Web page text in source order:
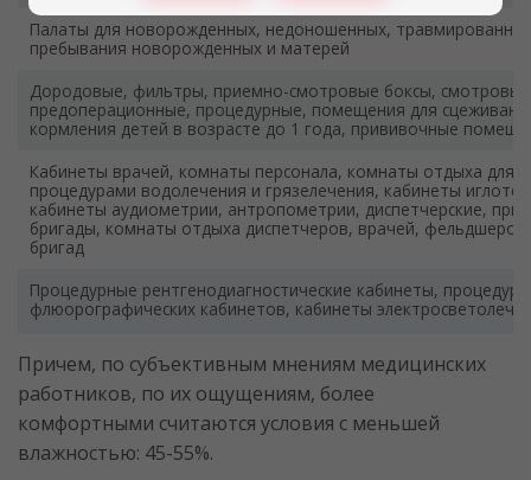
Палаты для новорожденных, недоношенных,
пребывания новорожденных и матерей
Дородовые, фильтры, приемно-смотровые боксы,
предоперационные, процедурные, помещения для
кормления детей в возрасте до 1 года, прививочные
Кабинеты врачей, комнаты персонала, комнаты отдыха для
процедурами водолечения и грязелечения, кабинеты
кабинеты аудиометрии, антропометрии, диспетчерские,
бригады, комнаты отдыха диспетчеров, врачей,
бригад
Процедурные рентгенодиагностические кабинеты,
флюорографических кабинетов, кабинеты
Причем, по субъективным мнениям медицинских
работников, по их ощущениям, более
комфортными считаются условия с меньшей
влажностью: 45-55%.